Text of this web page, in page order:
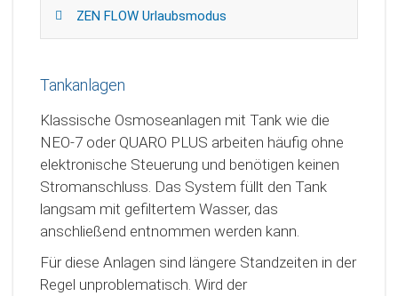
ZEN FLOW Urlaubsmodus
Tankanlagen
Klassische Osmoseanlagen mit Tank wie die
NEO-7 oder QUARO PLUS arbeiten häufig ohne
elektronische Steuerung und benötigen keinen
Stromanschluss. Das System füllt den Tank
langsam mit gefiltertem Wasser, das
anschließend entnommen werden kann.
Für diese Anlagen sind längere Standzeiten in der
Regel unproblematisch. Wird der